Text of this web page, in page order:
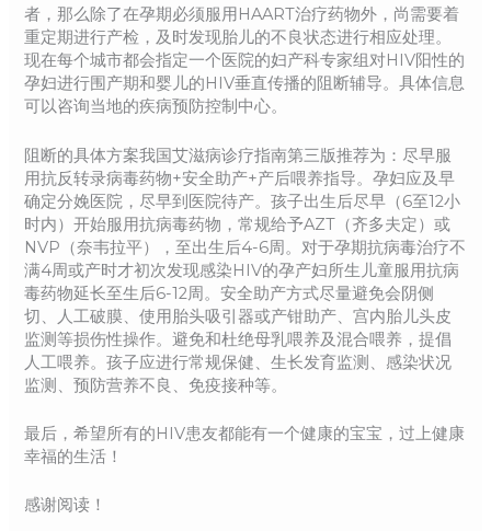
者，那么除了在孕期必须服用HAART治疗药物外，尚需要着
重定期进行产检，及时发现胎儿的不良状态进行相应处理。
现在每个城市都会指定一个医院的妇产科专家组对HIV阳性的
孕妇进行围产期和婴儿的HIV垂直传播的阻断辅导。具体信息
可以咨询当地的疾病预防控制中心。
阻断的具体方案我国艾滋病诊疗指南第三版推荐为：尽早服
用抗反转录病毒药物+安全助产+产后喂养指导。孕妇应及早
确定分娩医院，尽早到医院待产。孩子出生后尽早（6至12小
时内）开始服用抗病毒药物，常规给予AZT（齐多夫定）或
NVP（奈韦拉平），至出生后4-6周。对于孕期抗病毒治疗不
满4周或产时才初次发现感染HIV的孕产妇所生儿童服用抗病
毒药物延长至生后6-12周。安全助产方式尽量避免会阴侧
切、人工破膜、使用胎头吸引器或产钳助产、宫内胎儿头皮
监测等损伤性操作。避免和杜绝母乳喂养及混合喂养，提倡
人工喂养。孩子应进行常规保健、生长发育监测、感染状况
监测、预防营养不良、免疫接种等。
最后，希望所有的HIV患友都能有一个健康的宝宝，过上健康
幸福的生活！
感谢阅读！